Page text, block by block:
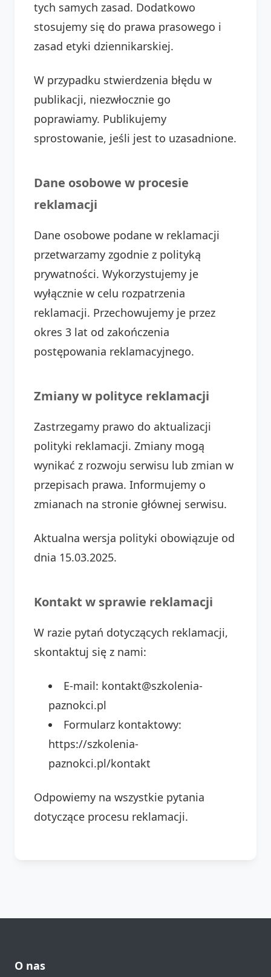
tych samych zasad. Dodatkowo
stosujemy się do prawa prasowego i
zasad etyki dziennikarskiej.
W przypadku stwierdzenia błędu w
publikacji, niezwłocznie go
poprawiamy. Publikujemy
sprostowanie, jeśli jest to uzasadnione.
Dane osobowe w procesie
reklamacji
Dane osobowe podane w reklamacji
przetwarzamy zgodnie z polityką
prywatności. Wykorzystujemy je
wyłącznie w celu rozpatrzenia
reklamacji. Przechowujemy je przez
okres 3 lat od zakończenia
postępowania reklamacyjnego.
Zmiany w polityce reklamacji
Zastrzegamy prawo do aktualizacji
polityki reklamacji. Zmiany mogą
wynikać z rozwoju serwisu lub zmian w
przepisach prawa. Informujemy o
zmianach na stronie głównej serwisu.
Aktualna wersja polityki obowiązuje od
dnia 15.03.2025.
Kontakt w sprawie reklamacji
W razie pytań dotyczących reklamacji,
skontaktuj się z nami:
E-mail: kontakt@szkolenia-
paznokci.pl
Formularz kontaktowy:
https://szkolenia-
paznokci.pl/kontakt
Odpowiemy na wszystkie pytania
dotyczące procesu reklamacji.
O nas